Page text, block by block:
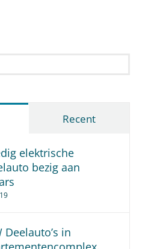
Recent
elektrische
bezig aan
Deelauto’s in